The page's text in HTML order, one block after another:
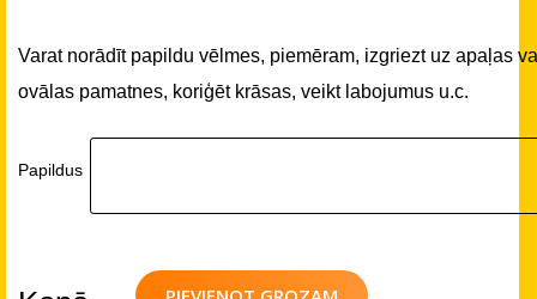
Varat norādīt papildu vēlmes, piemēram, izgriezt uz apaļas
ovālas pamatnes, koriģēt krāsas, veikt labojumus u.c.
Papildus